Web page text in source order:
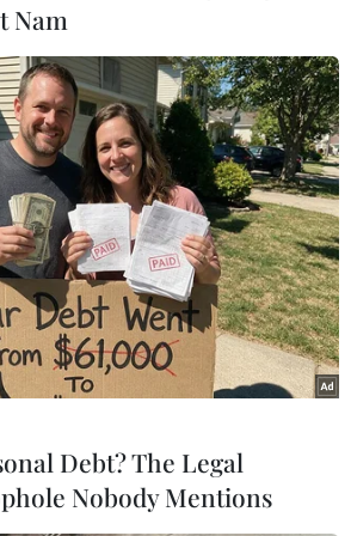
xuống hồ
#Xã Thiên Lộc
độ cồn Hà Tĩnh
Nam
Debt? The Legal
Nobody Mentions